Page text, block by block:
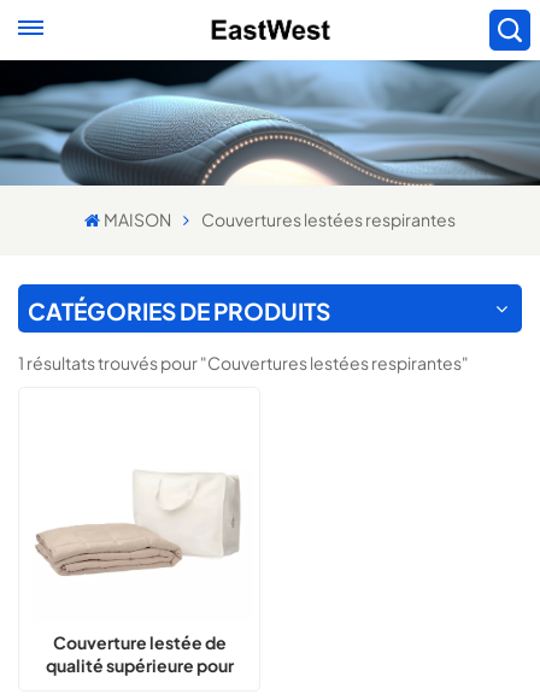
MAISON Couvertures lestées respirantes
CATÉGORIES DE PRODUITS
1 résultats trouvés pour "Couvertures lestées respirantes"
Couverture lestée de
qualité supérieure pour